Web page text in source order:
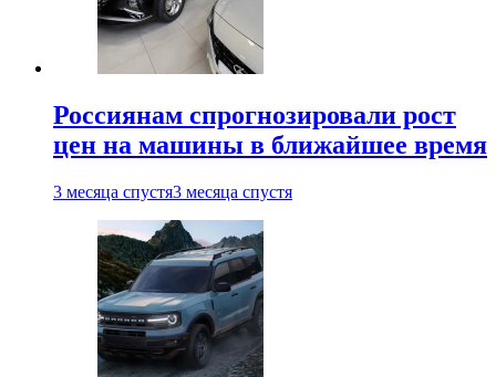
Россиянам спрогнозировали рост
цен на машины в ближайшее время
3 месяца спустя3 месяца спустя